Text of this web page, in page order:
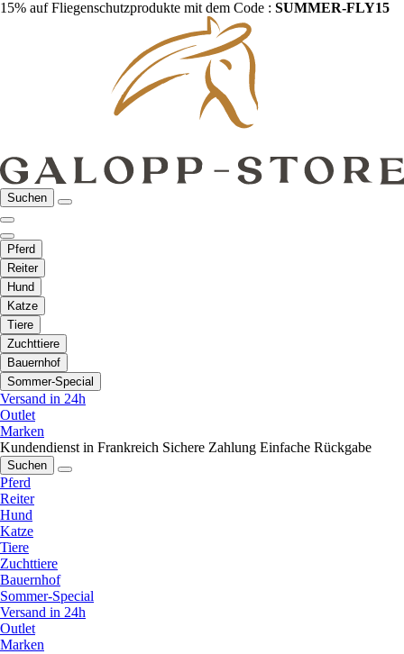
15% auf Fliegenschutzprodukte mit dem Code : SUMMER-FLY15
Suchen
Pferd
Reiter
Hund
Katze
Tiere
Zuchttiere
Bauernhof
Sommer-Special
Versand in 24h
Outlet
Marken
Kundendienst in Frankreich Sichere Zahlung Einfache Rückgabe
Suchen
Pferd
Reiter
Hund
Katze
Tiere
Zuchttiere
Bauernhof
Sommer-Special
Versand in 24h
Outlet
Marken